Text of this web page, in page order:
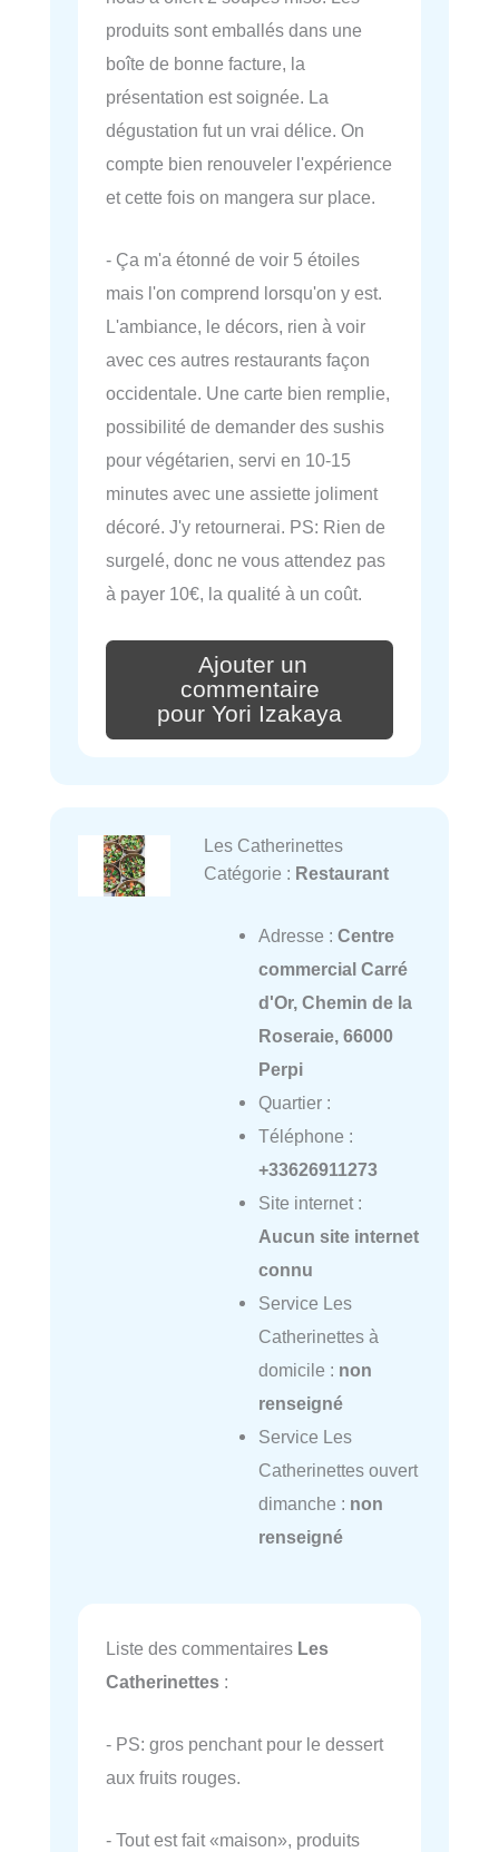
produits sont emballés dans une
boîte de bonne facture, la
présentation est soignée. La
dégustation fut un vrai délice. On
compte bien renouveler l'expérience
et cette fois on mangera sur place.
- Ça m'a étonné de voir 5 étoiles
mais l'on comprend lorsqu'on y est.
L'ambiance, le décors, rien à voir
avec ces autres restaurants façon
occidentale. Une carte bien remplie,
possibilité de demander des sushis
pour végétarien, servi en 10-15
minutes avec une assiette joliment
décoré. J'y retournerai. PS: Rien de
surgelé, donc ne vous attendez pas
à payer 10€, la qualité à un coût.
Ajouter un
commentaire
pour Yori Izakaya
Les Catherinettes
Catégorie : Restaurant
Adresse : Centre
commercial Carré
d'Or, Chemin de la
Roseraie, 66000
Perpi
Quartier :
Téléphone :
+33626911273
Site internet :
Aucun site internet
connu
Service Les
Catherinettes à
domicile : non
renseigné
Service Les
Catherinettes ouvert
dimanche : non
renseigné
Liste des commentaires Les
Catherinettes :
- PS: gros penchant pour le dessert
aux fruits rouges.
- Tout est fait «maison», produits